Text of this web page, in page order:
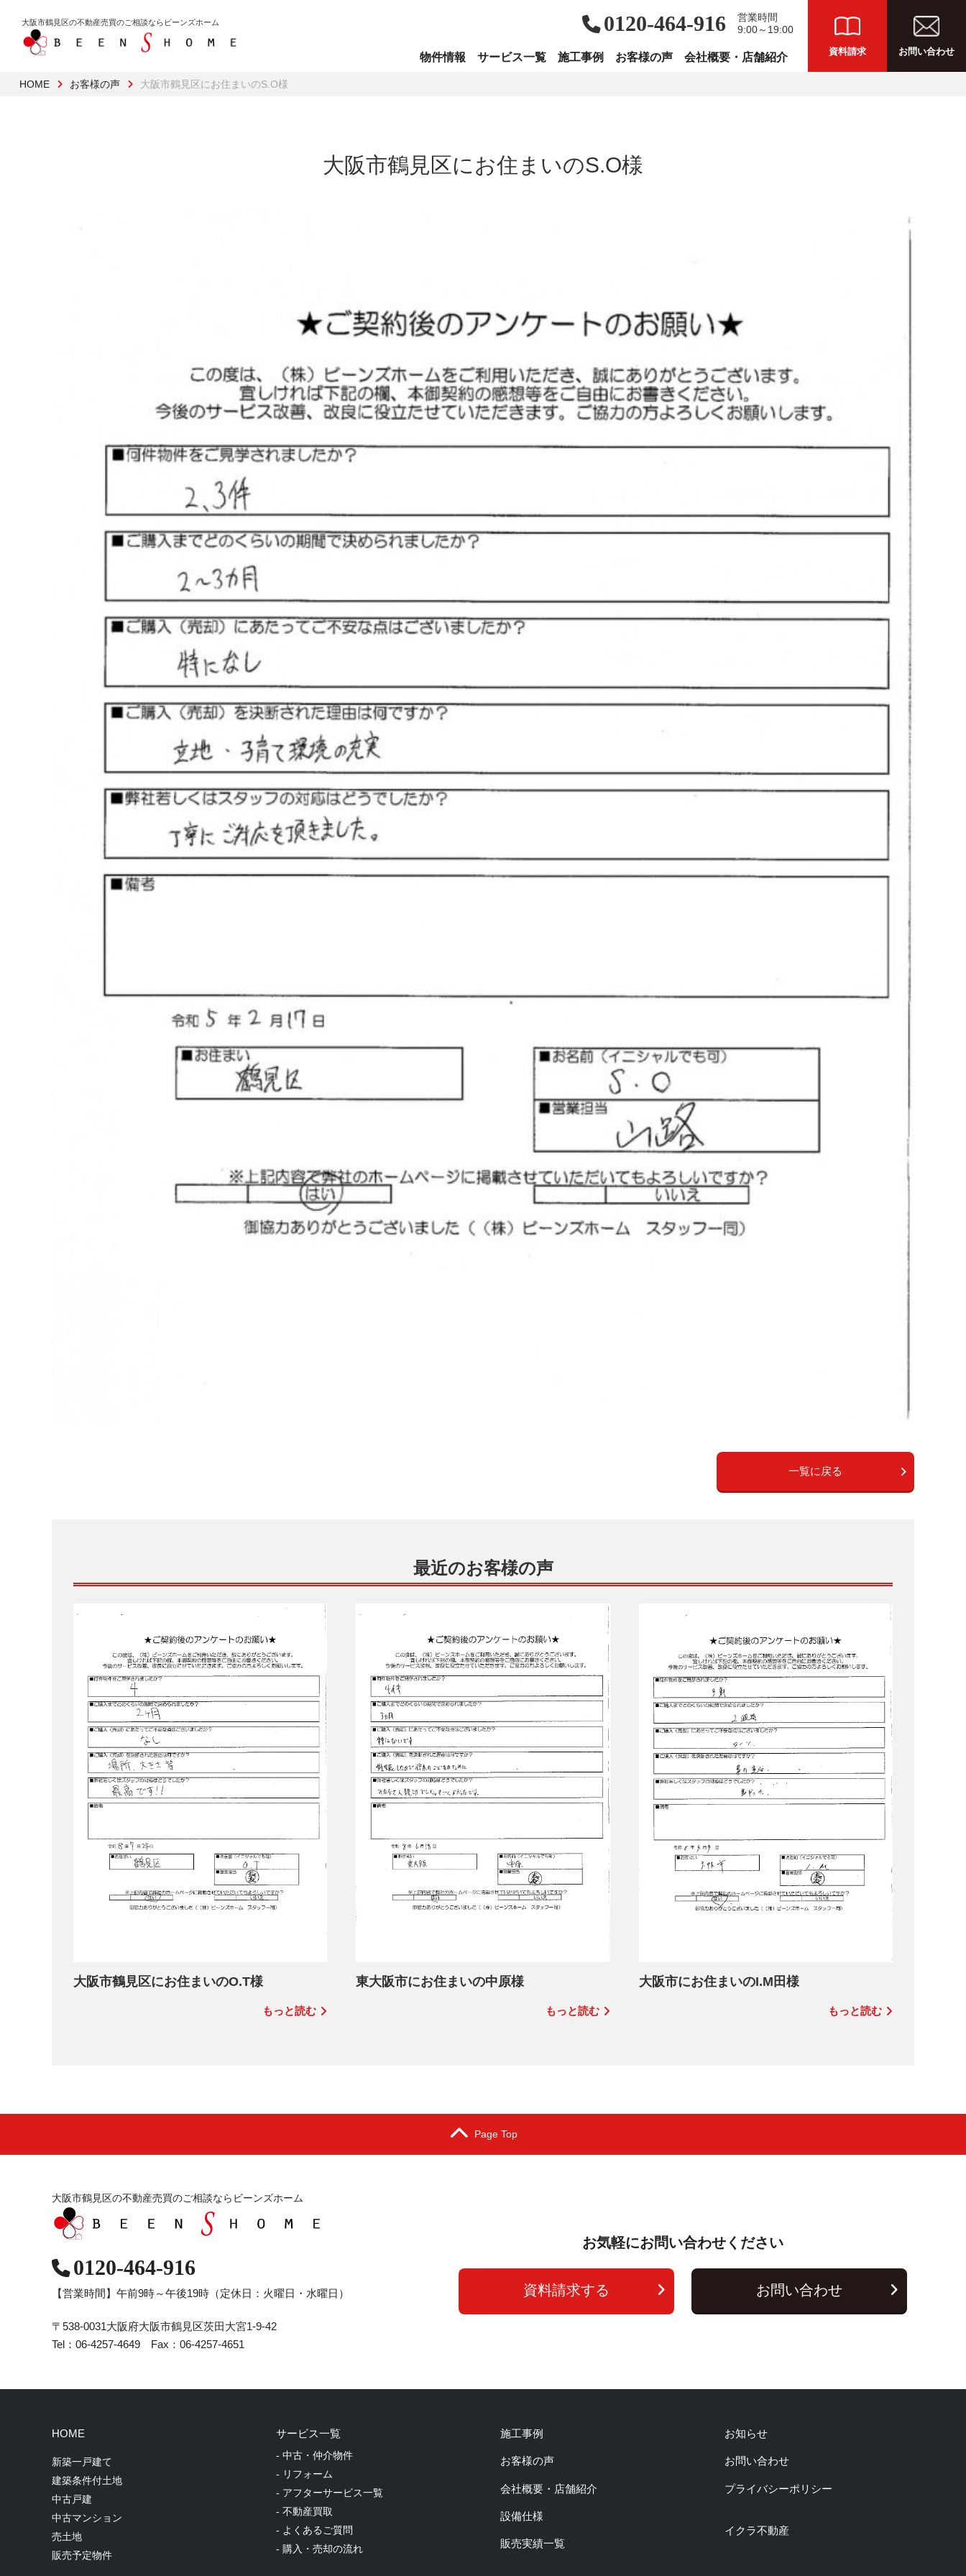
大阪市鶴見区の不動産売買のご相談なら ビーンズホーム 0120-464-916
営業時間
9:00～19:00
物件情報 サービス一覧 施工事例 お客様の声 会社概要・店舗紹介 資料請求 お問い合わせ
HOME お客様の声 大阪市鶴見区にお住まいのS.O様
大阪市鶴見区にお住まいのS.O様
一覧に戻る
最近のお客様の声
大阪市鶴見区にお住まいのO.T様
もっと読む
東大阪市にお住まいの中原様
もっと読む
大阪市にお住まいのI.M田様
もっと読む
Page Top
大阪市鶴見区の不動産売買のご相談ならビーンズホーム
0120-464-916
【営業時間】午前9時～午後19時 （定休日：火曜日・水曜日）
〒538-0031大阪府大阪市鶴見区茨田大宮1-9-42
Tel：06-4257-4649 Fax：06-4257-4651
お気軽にお問い合わせください
資料請求する お問い合わせ
HOME
新築一戸建て
建築条件付土地
中古戸建
中古マンション
売土地
販売予定物件
サービス一覧
- 中古・仲介物件
- リフォーム
- アフターサービス一覧
- 不動産買取
- よくあるご質問
- 購入・売却の流れ
施工事例
お客様の声
会社概要・店舗紹介
設備仕様
販売実績一覧
お知らせ
お問い合わせ
プライバシーポリシー
イクラ不動産